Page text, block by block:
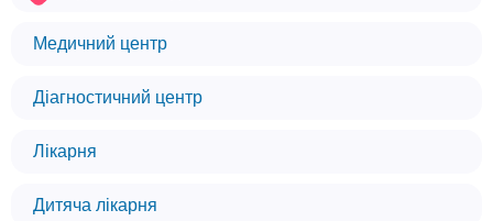
Медичний центр
Діагностичний центр
Лікарня
Дитяча лікарня